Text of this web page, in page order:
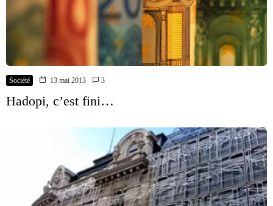
Société 13 mai 2013 3
Hadopi, c’est fini…